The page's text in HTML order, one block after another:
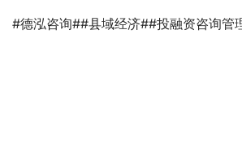
联系